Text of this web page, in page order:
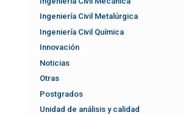
Ingeniería Civil Metalúrgica
Ingeniería Civil Química
Innovación
Noticias
Otras
Postgrados
Unidad de análisis y calidad